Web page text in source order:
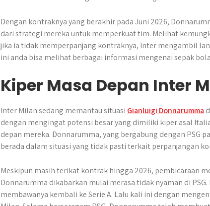
r
Dengan kontraknya yang berakhir pada Juni 2026,
dari strategi mereka untuk memperkuat tim. Melihat
jika ia tidak memperpanjang kontraknya, Inter mengambil
ini anda bisa melihat berbagai informasi mengenai sepak
Kiper Masa Depan Inter
Inter Milan sedang memantau situasi Gianluigi Donnarumma
dengan mengingat potensi besar yang dimiliki kiper asal
depan mereka. Donnarumma, yang bergabung dengan PSG
berada dalam situasi yang tidak pasti terkait perpanjangan
Meskipun masih terikat kontrak hingga 2026, pembicaraan
Donnarumma dikabarkan mulai merasa tidak nyaman di
membawanya kembali ke Serie A. Lalu kali ini dengan